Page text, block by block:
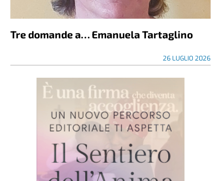
Tre domande a… Emanuela Tartaglino
26 LUGLIO 2026